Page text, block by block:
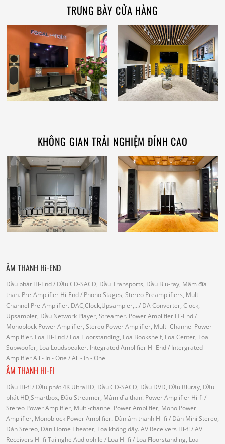
TRƯNG BÀY CỬA HÀNG
KHÔNG GIAN TRẢI NGHIỆM ĐỈNH CAO
ÂM THANH Hi-END
Đầu phát Hi-End/ Đầu CD-SACD, Đầu Transports, Đầu Blu-ray, Mâm đĩa
than. Pre-Amplifier Hi-End/ Phono Stages, Stereo Preamplifiers, Multi-
Channel Pre-Amplifier. DAC,Clock,Upsampler,.../ DA Converter, Clock,
Upsampler, Đầu Network Player, Streamer. Power Amplifier Hi-End/
Monoblock Power Amplifier, Stereo Power Amplifier, Multi-Channel Power
Amplifier. Loa Hi-End/ Loa Floorstanding, Loa Bookshelf, Loa Center, Loa
Subwoofer, Loa Loudspeaker. Integrated Amplifier Hi-End/ Intergrated
AmplifierAll - In - One / All - In - One
ÂM THANH HI-FI
Đầu Hi-fi / Đầu phát 4K UltraHD, Đầu CD-SACD, Đầu DVD, Đầu Bluray, Đầu
phát HD,Smartbox, Đầu Streamer, Mâm đĩa than. Power Amplifier Hi-fi /
Stereo Power Amplifier, Multi-channel Power Amplifier, Mono Power
Amplifier, Monoblock Power Amplifier. Dàn âm thanh Hi-fi / Dàn Mini Stereo,
Dàn Stereo, Dàn Home Theater, Loa không dây. AV Receivers Hi-fi / AV
Receivers Hi-fi Tai nghe Audiophile / Loa Hi-fi / Loa Floorstanding, Loa